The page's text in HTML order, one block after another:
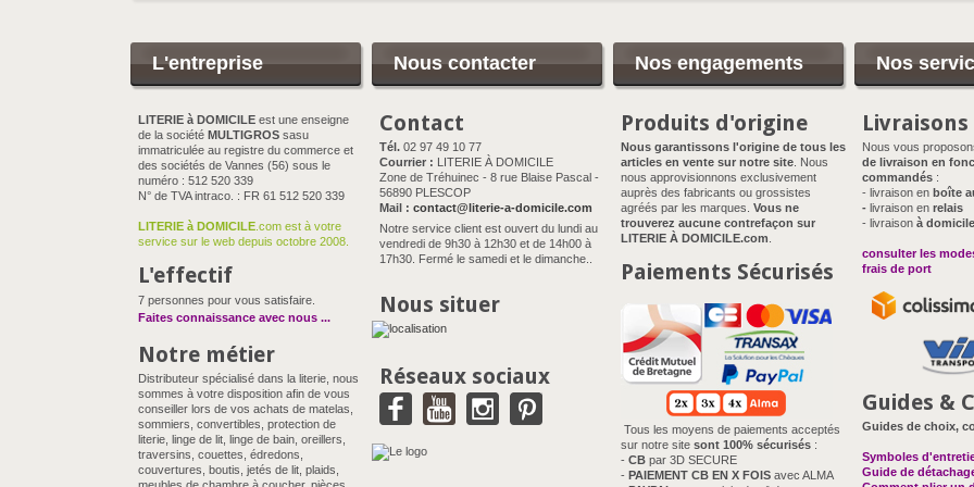
L'entreprise
LITERIE à DOMICILE est une enseigne
de la société MULTIGROS sasu
immatriculée au registre du commerce et
des sociétés de Vannes (56) sous le
numéro : 512 520 339
N° de TVA intraco. : FR 61 512 520 339
LITERIE à DOMICILE .com est à votre
service sur le web depuis octobre 2008.
L'effectif
7 personnes pour vous satisfaire.
Faites connaissance avec nous ...
Notre métier
Distributeur spécialisé dans la literie, nous
sommes à votre disposition afin de vous
conseiller lors de vos achats de matelas,
sommiers, convertibles, protection de
literie, linge de lit, linge de bain, oreillers,
traversins, couettes, édredons,
couvertures, boutis, jetés de lit, plaids,
Nous contacter
Contact
Tél. 02 97 49 10 77
Courrier : LITERIE À DOMICILE
Zone de Tréhuinec - 8 rue Blaise Pascal -
56890 PLESCOP
Mail : contact@literie-a-domicile.com
Notre service client est ouvert du lundi au
vendredi de 9h30 à 12h30 et de 14h00 à
17h30. Fermé le samedi et le dimanche..
Nous situer
Réseaux sociaux
Nos engagements
Produits d'origine
Nous garantissons l'origine de tous les
articles en vente sur notre site . Nous
nous approvisionnons exclusivement
auprès des fabricants ou grossistes
agréés par les marques. Vous ne
trouverez aucune contrefaçon sur
LITERIE À DOMICILE.com
Paiements Sécurisés
Tous les moyens de paiements acceptés
sur notre site sont 100% sécurisés :
- CB par 3D SECURE
- PAIEMENT CB EN X FOIS avec ALMA
Nos
Livraisons
Nous vous
de livraison en
commandés :
- livraison en boîte
- livraison en relais
- livraison à domicile
consulter les
frais de port
Guides &
Guides de choix,
Symboles
Guide de